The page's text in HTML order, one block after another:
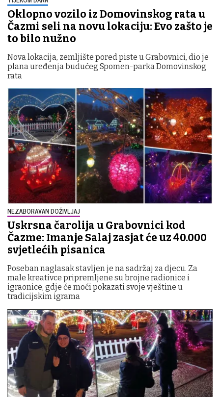
Oklopno vozilo iz Domovinskog rata u
Čazmi seli na novu lokaciju: Evo zašto je
to bilo nužno
Nova lokacija, zemljište pored piste u Grabovnici, dio je
plana uređenja budućeg Spomen-parka Domovinskog
rata
NEZABORAVAN DOŽIVLJAJ
Uskrsna čarolija u Grabovnici kod
Čazme: Imanje Salaj zasjat će uz 40.000
svjetlećih pisanica
Poseban naglasak stavljen je na sadržaj za djecu. Za
male kreativce pripremljene su brojne radionice i
igraonice, gdje će moći pokazati svoje vještine u
tradicijskim igrama